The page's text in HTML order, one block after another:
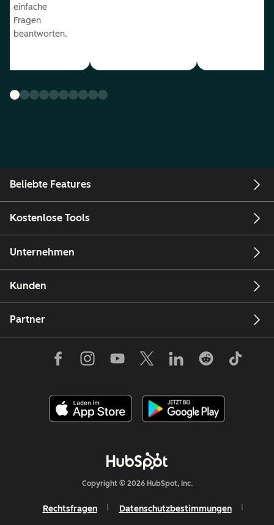
einfache
Fragen
beantworten.
Beliebte Features
Kostenlose Tools
Unternehmen
Kunden
Partner
Copyright © 2026 HubSpot, Inc.
Rechtsfragen Datenschutzbestimmungen